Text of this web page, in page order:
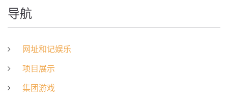
导航
网址和记娱乐
项目展示
集团游戏